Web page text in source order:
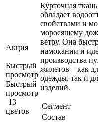
Акция
Быстрый
просмотр
Быстрый
просмотр
13
цветов
Курточная
обладает
свойствами и
моросящему
ветру. Она
намокании и
производства
жилетов – как
одежды, так и
изделий.
Сегмент
Состав